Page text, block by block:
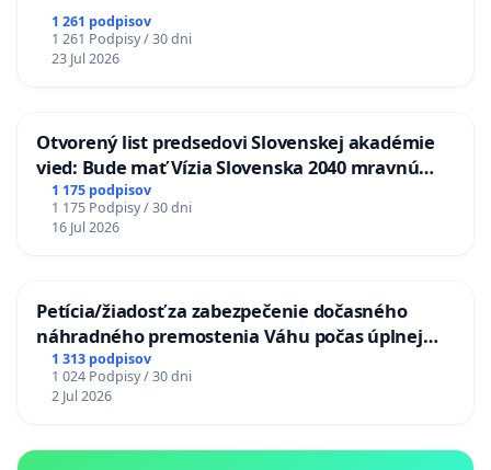
1 261 podpisov
1 261 Podpisy / 30 dni
23 Jul 2026
Otvorený list predsedovi Slovenskej akadémie
vied: Bude mať Vízia Slovenska 2040 mravnú
chrbticu?
1 175 podpisov
1 175 Podpisy / 30 dni
16 Jul 2026
Petícia/žiadosť za zabezpečenie dočasného
náhradného premostenia Váhu počas úplnej
uzávery Vážskeho mosta v Komárne
1 313 podpisov
1 024 Podpisy / 30 dni
2 Jul 2026